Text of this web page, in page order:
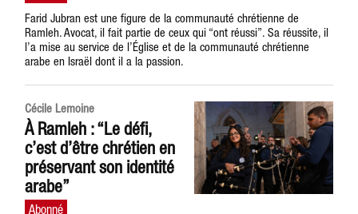
Farid Jubran est une figure de la communauté chrétienne de
Ramleh. Avocat, il fait partie de ceux qui “ont réussi”. Sa réussite, il
l’a mise au service de l’Église et de la communauté chrétienne
arabe en Israël dont il a la passion.
Cécile Lemoine
À Ramleh : “Le défi,
c’est d’être chrétien en
préservant son identité
arabe”